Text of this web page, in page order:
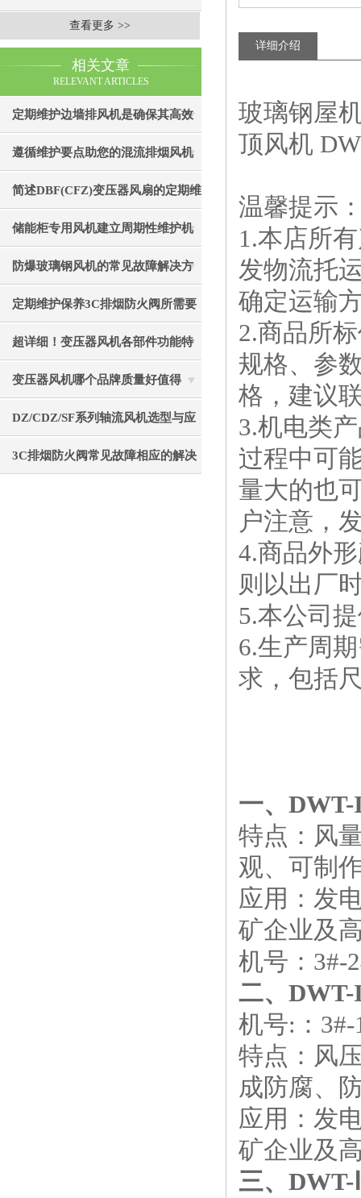
查看更多 >>
相关文章
RELEVANT ARTICLES
定期维护边墙排风机是确保其高效
通风效果的关键
遵循维护要点助您的混流排烟风机
成为真正“风中卫士”
简述DBF(CFZ)变压器风扇的定期维
护保养步骤
储能柜专用风机建立周期性维护机
制的重要性分享
防爆玻璃钢风机的常见故障解决方
法
定期维护保养3C排烟防火阀所需要
重要的事项分享
超详细！变压器风机各部件功能特
点全分享
变压器风机哪个品牌质量好值得
选？静音节能使用寿命长
DZ/CDZ/SF系列轴流风机选型与应
用指南
3C排烟防火阀常见故障相应的解决
详细介绍
玻璃钢屋
顶风机
温馨提示
1.本店所
发物流托
确定运输
2.商品所
规格、参
格，建议
3.机电类
过程中可
量大的也
户注意，
4.商品外
则以出厂
5.本公司
6.生产周
求，包括
一、
特点：风
观、可制
应用：发
矿企业及
机号：3#-
二、
机号:：3#-
特点：风
成防腐、
应用：发
矿企业及
三、 DWT-